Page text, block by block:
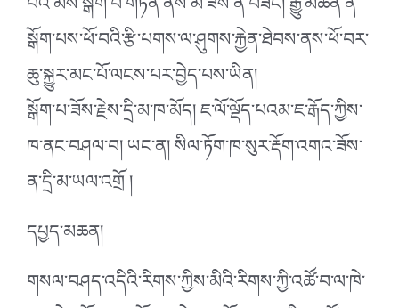
སྒོག་པས་ཕོ་བའི་རྩི་པགས་ལ་ཤུགས་རྐྱེན་ཐེབས་ནས་ཕོ་བར་
ཆུ་སྐྱུར་མང་པོ་ལངས་པར་བྱེད་པས་ཡིན།
སྒོག་པ་ཟོས་རྗེས་དྲི་མ་ཁ་མོད། ཇ་ལོ་ལྡོད་པའམ་ཇ་རྒོད་ཀྱིས་
ཁ་ནང་བཤལ་བ། ཡང་ན། སིལ་ཏོག་ཁ་སུར་རྡོག་འགའ་ཟོས་
ན་དྲི་མ་ཡལ་འགྲོ །
དཔྱད་མཆན།
གསལ་བཤད་འདིའི་རིགས་ཀྱིས་མིའི་རིགས་ཀྱི་འཚོ་བ་ལ་ཁེ་